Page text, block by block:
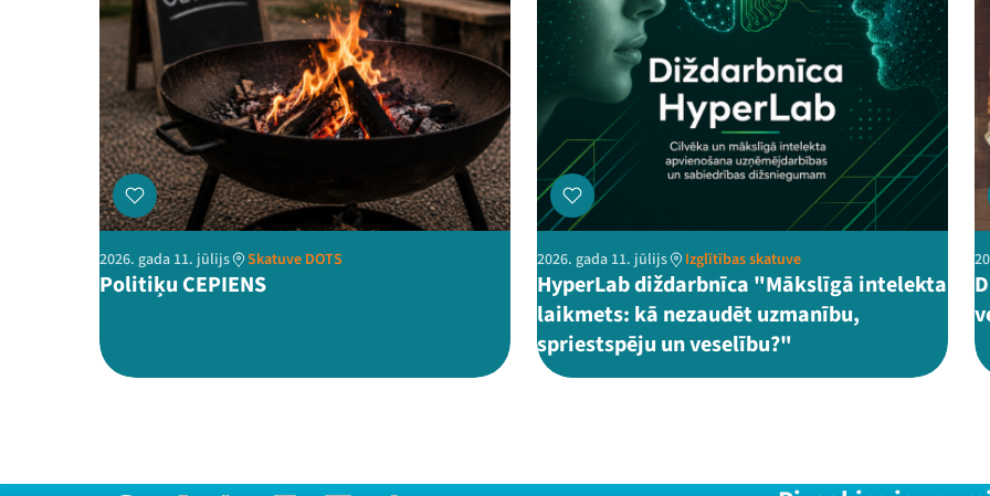
2026. gada 11. jūlijs Skatuve DOTS
Politiķu CEPIENS
2026. gada 11. jūlijs Izglītības skatuve
HyperLab diždarbnīca "Mākslīgā intelekta
laikmets: kā nezaudēt uzmanību,
spriestspēju un veselību?"